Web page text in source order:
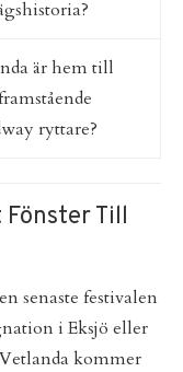
är hem till
ryttare?
Till
senaste festivalen
i Eksjö eller
kommer